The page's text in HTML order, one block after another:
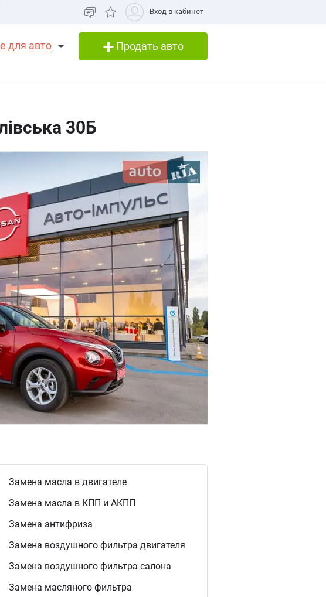
Вход в кабинет
Продать авто
для авто
30Б
Замена масла в двигателе
Замена масла в КПП и АКПП
Замена антифриза
Замена воздушного фильтра двигателя
Замена воздушного фильтра салона
Замена масляного фильтра